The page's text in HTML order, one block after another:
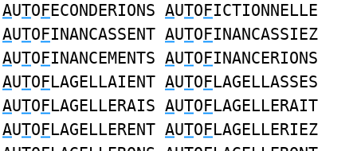
AUTOFECONDERIONS AUTOFICTIONNELLE
AUTOFINANCASSENT AUTOFINANCASSIEZ
AUTOFINANCEMENTS AUTOFINANCERIONS
AUTOFLAGELLAIENT AUTOFLAGELLASSES
AUTOFLAGELLERAIS AUTOFLAGELLERAIT
AUTOFLAGELLERENT AUTOFLAGELLERIEZ